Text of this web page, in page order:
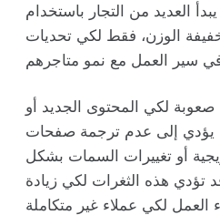
العديد من التجار باستخدام
الوزن، فقط لكي تحديات
لكي المحتوى الجديد أو
يؤدي إلى عدم ترجمة صفحات
أو تغييرات السمات بشكل
تؤدي هذه الثغرات لكي زيادة